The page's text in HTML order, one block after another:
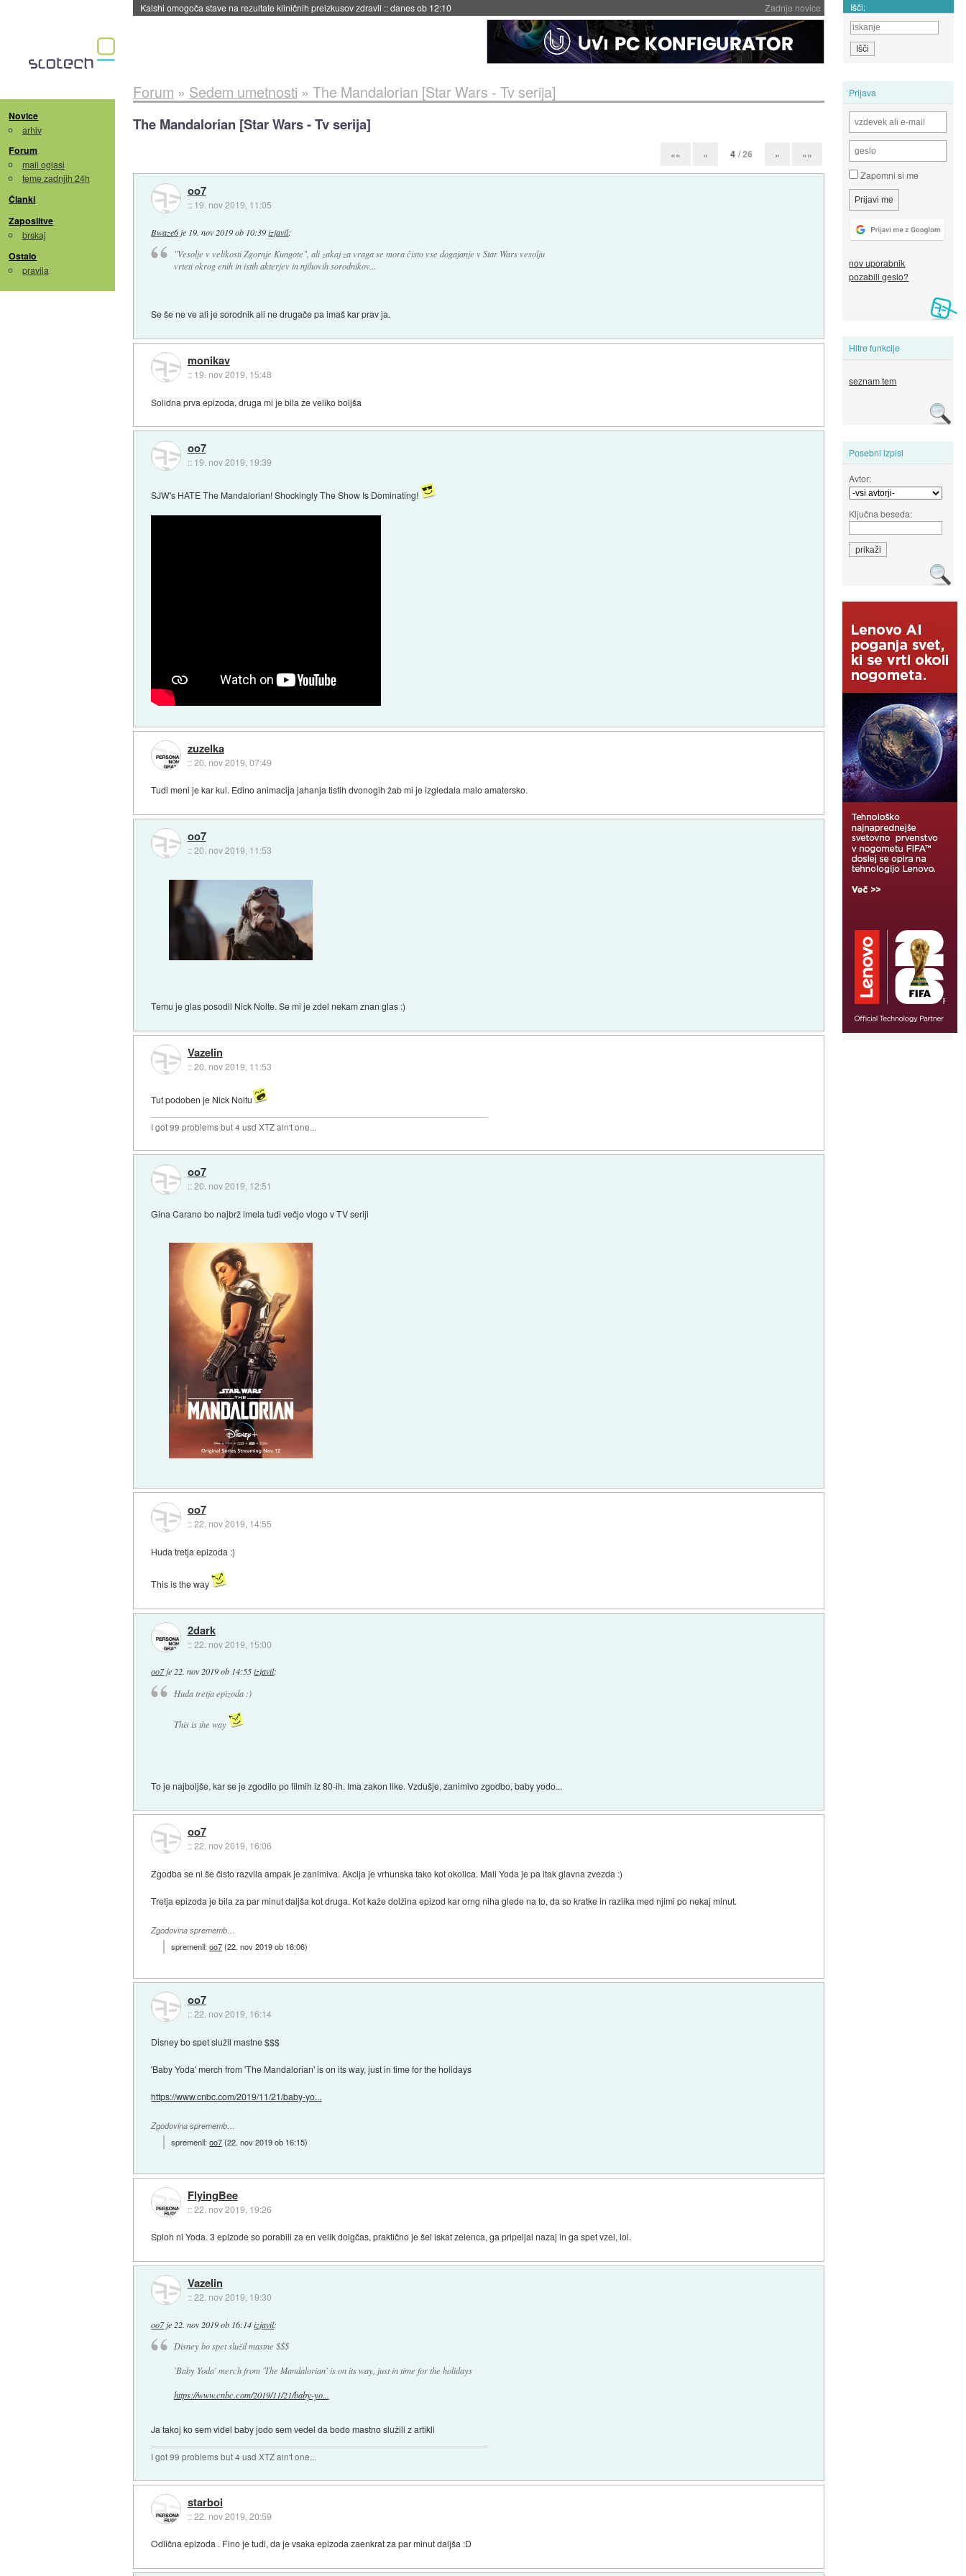
Zadnje novice
Sandisk že prodal več kot polovico SSD-jev za naslednji dve leti::danes ob 11:37 Išči:
Novice
arhiv
Forum
mali oglasi
teme zadnjih 24h
Članki
Zaposlitve
brskaj
Ostalo
pravila
Prijava
Zapomni si me
nov uporabnik
pozabili geslo?
Hitre funkcije
seznam tem
Posebni izpisi
Avtor:
Ključna beseda:
Forum » Sedem umetnosti » The Mandalorian [Star Wars - Tv serija]
The Mandalorian [Star Wars - Tv serija]
«« « 4 / 26 » »»
oo7
:: 19. nov 2019, 11:05
Bwaze6 je 19. nov 2019 ob 10:39 izjavil:
"Vesolje v velikosti Zgornje Kungote", ali zakaj za vraga se mora čisto vse dogajanje v Star Wars vesolju
vrteti okrog enih in istih akterjev in njihovih sorodnikov...
Se še ne ve ali je sorodnik ali ne drugače pa imaš kar prav ja.
monikav
:: 19. nov 2019, 15:48
Solidna prva epizoda, druga mi je bila že veliko boljša
oo7
:: 19. nov 2019, 19:39
SJW's HATE The Mandalorian! Shockingly The Show Is Dominating!
zuzelka
::20. nov 2019, 07:49
Tudi meni je kar kul. Edino animacija jahanja tistih dvonogih žab mi je izgledala malo amatersko.
oo7
::20. nov 2019, 11:53
Temu je glas posodil Nick Nolte. Se mi je zdel nekam znan glas :)
Vazelin
::20. nov 2019, 11:53
Tut podoben je Nick Noltu
I got 99 problems but 4 usd XTZ ain't one...
oo7
::20. nov 2019, 12:51
Gina Carano bo najbrž imela tudi večjo vlogo v TV seriji
oo7
::22. nov 2019, 14:55
Huda tretja epizoda :)
This is the way
2dark
::22. nov 2019, 15:00
oo7je22. nov 2019 ob 14:55 izjavil:
Huda tretja epizoda :)
This is the way
To je najboljše, kar se je zgodilo po filmih iz 80-ih. Ima zakon like. Vzdušje, zanimivo zgodbo, baby yodo...
oo7
::22. nov 2019, 16:06
Zgodba se ni še čisto razvila ampak je zanimiva. Akcija je vrhunska tako kot okolica. Mali Yoda je pa itak glavna zvezda :)
Tretja epizoda je bila za par minut daljša kot druga. Kot kaže dolžina epizod kar orng niha glede na to, da so kratke in razlika med njimi po nekaj minut.
Zgodovina sprememb…
spremenil:oo7(22. nov 2019 ob 16:06)
oo7
::22. nov 2019, 16:14
Disney bo spet služil mastne $$$
'Baby Yoda' merch from 'The Mandalorian' is on its way, just in time for the holidays
https://www.cnbc.com/2019/11/21/baby-yo...
Zgodovina sprememb…
spremenil:oo7(22. nov 2019 ob 16:15)
FlyingBee
::22. nov 2019, 19:26
Sploh ni Yoda. 3 epizode so porabili za en velik dolgčas, praktično je šel iskat zelenca, ga pripeljal nazaj in ga spet vzel, lol.
Vazelin
::22. nov 2019, 19:30
oo7je 22. nov 2019 ob 16:14 izjavil:
Disney bo spet služil mastne $$$
'Baby Yoda' merch from 'The Mandalorian' is on its way, just in time for the holidays
https://www.cnbc.com/2019/11/21/baby-yo...
Ja takoj ko sem videl baby jodo sem vedel da bodo mastno služili z artikli
I got 99 problems but 4 usd XTZ ain't one...
starboi
::22. nov 2019, 20:59
Odlična epizoda . Fino je tudi, da je vsaka epizoda zaenkrat za par minut daljša :D